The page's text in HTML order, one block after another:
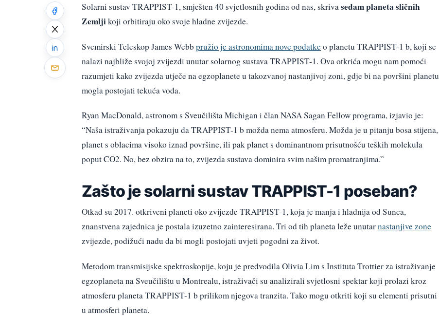
Solarni sustav TRAPPIST-1, smješten 40 svjetlosnih godina od nas, skrivasedam planeta sličnih
Zemljikoji orbitiraju oko svoje hladne zvijezde.
Svemirski Teleskop James Webb pružio je astronomima nove podatkeo planetu TRAPPIST-1 b, koji se
nalazi najbliže svojoj zvijezdi unutar solarnog sustava TRAPPIST-1. Ova otkrića mogu nam pomoći
razumjeti kako zvijezda utječe na egzoplanete u takozvanoj nastanjivoj zoni, gdje bi na površini planetu
mogla postojati tekuća voda.
Ryan MacDonald, astronom s Sveučilišta Michigan i član NASA Sagan Fellow programa, izjavio je:
“Naša istraživanja pokazuju da TRAPPIST-1 b možda nema atmosferu. Možda je u pitanju bosa stijena,
planet s oblacima visoko iznad površine, ili pak planet s dominantnom prisutnošću teških molekula
poput CO2. No, bez obzira na to, zvijezda sustava dominira svim našim promatranjima.”
Zašto je solarni sustav TRAPPIST-1 poseban?
Otkad su 2017. otkriveni planeti oko zvijezde TRAPPIST-1, koja je manja i hladnija od Sunca,
znanstvena zajednica je postala izuzetno zainteresirana. Tri od tih planeta leže unutarnastanjive zone
zvijezde, podižući nadu da bi mogli postojati uvjeti pogodni za život.
Metodom transmisijske spektroskopije, koju je predvodila Olivia Lim s Instituta Trottier za istraživanje
egzoplaneta na Sveučilištu u Montrealu, istraživači su analizirali svjetlosni spektar koji prolazi kroz
atmosferu planeta TRAPPIST-1 b prilikom njegova tranzita. Tako mogu otkriti koji su elementi prisutni
u atmosferi planeta.